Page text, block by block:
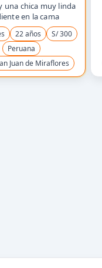
una chica muy linda
en la cama
22 años
S/ 300
Peruana
Juan de Miraflores